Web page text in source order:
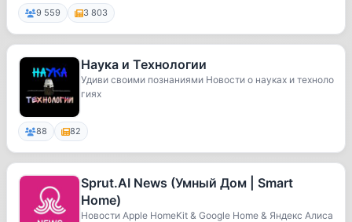
9 559 3 803
Наука и Технологии
Удиви своими познаниями Новости о науках и техноло
гиях
88 82
Sprut.AI News (Умный Дом | Smart
Home)
Новости Apple HomeKit & Google Home & Яндекс Алиса